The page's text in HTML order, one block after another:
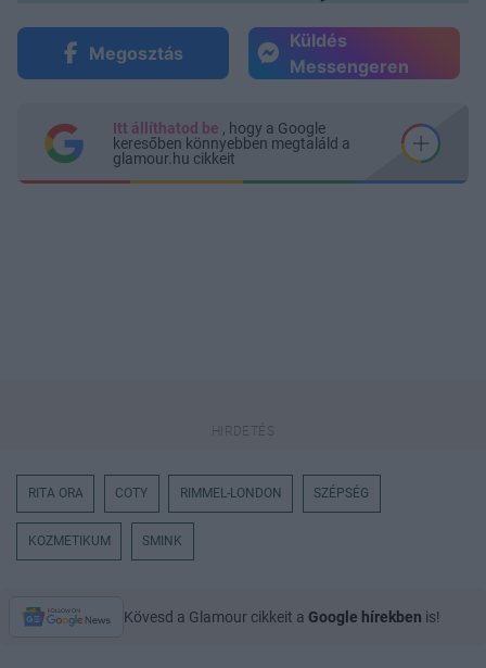
Megosztás
Küldés
Messengeren
Itt állíthatod be , hogy a Google
keresőben könnyebben megtaláld a
glamour.hu cikkeit
RITA ORA COTY RIMMEL-LONDON SZÉPSÉG
KOZMETIKUM SMINK
Kövesd a Glamour cikkeit a Google hírekben is!